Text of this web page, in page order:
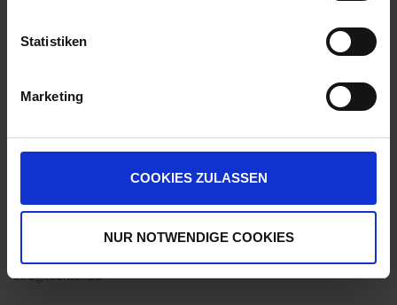
Statistiken
Marketing
COOKIES ZULASSEN
NUR NOTWENDIGE COOKIES
QTY_CONTROL_DECREASE
IN DEN WARENKORB
Herstellerinformationen (GPSR)
Ulmer Straße 128
info@lechler.de